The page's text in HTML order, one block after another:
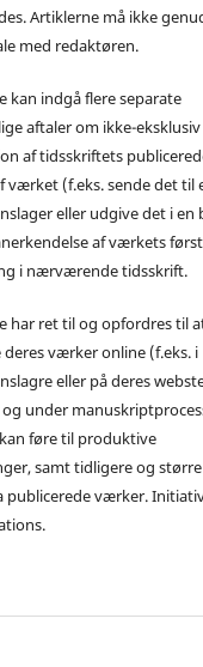
Artiklerne må ikke
med redaktøren.
kan indgå flere separate
aftaler om ikke-eksklusiv
af tidsskriftets
værket (f.eks. sende det til
eller udgive det i en
af værkets
i nærværende tidsskrift.
har ret til og opfordres til
deres værker online (f.eks. i
eller på deres
under
føre til produktive
samt tidligere og større
publicerede værker.